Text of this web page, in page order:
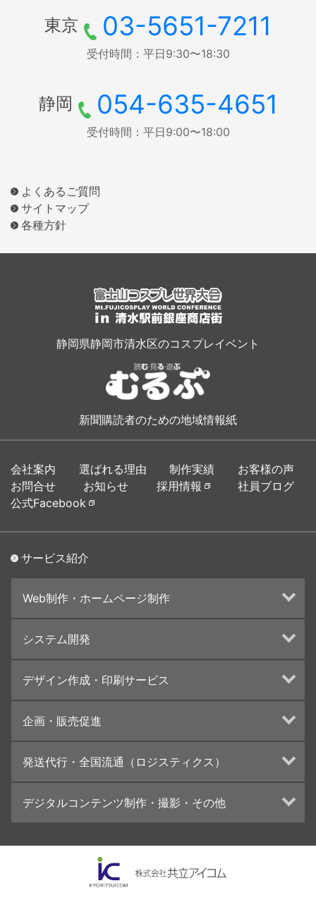
東京 03-5651-7211
受付時間：平日9:30〜18:30
静岡 054-635-4651
受付時間：平日9:00〜18:00
よくあるご質問
サイトマップ
各種方針
静岡県静岡市清水区のコスプレイベント
新聞購読者のための地域情報紙
会社案内 選ばれる理由 制作実績
お客様の声
お問合せ
お知らせ 採用情報
社員ブログ
公式Facebook
サービス紹介
Web制作・ホームページ制作
ランディングページ制作
インターネット広告代行
UI・UXデザイン設計
システム開発
デザイン作成・印刷サービス
カタログデザインの制作・印刷
学校・会社案内パンフレット制作・印刷
高精細印刷（スブリマ印刷）
社内報
名刺
一般印刷 （オンデマンド・オフセット）
ユニバーサル・コミュニケーション・デザイン
企画・販売促進
ブランディング戦略
コンテンツ制作
採用プロモーション
発送代行・全国流通（ロジスティクス）
デジタルコンテンツ制作・撮影・その他
イラスト・キャラクター制作
ロゴデザイン・CI設計